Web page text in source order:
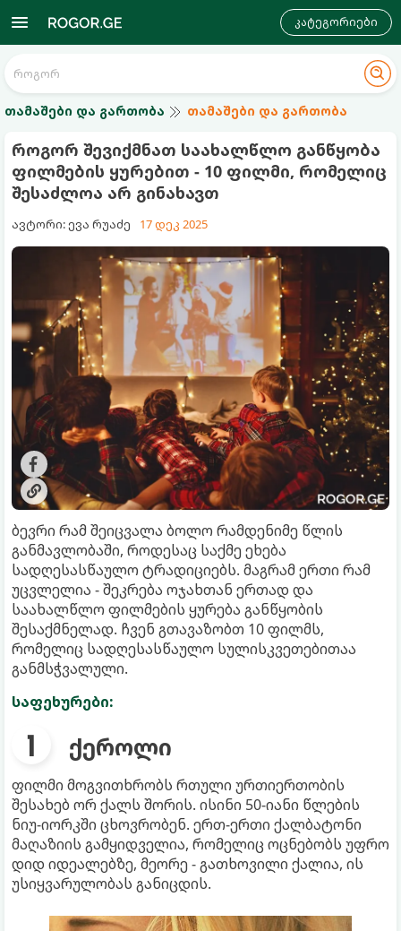
კატეგორიები
თამაშები და გართობა თამაშები და გართობა
როგორ შევიქმნათ საახალწლო განწყობა
ფილმების ყურებით - 10 ფილმი, რომელიც
შესაძლოა არ გინახავთ
ავტორი: ევა რუაძე 17 დეკ 2025
ბევრი რამ შეიცვალა ბოლო რამდენიმე წლის
განმავლობაში, როდესაც საქმე ეხება
სადღესასწაულო ტრადიციებს. მაგრამ ერთი რამ
უცვლელია - შეკრება ოჯახთან ერთად და
საახალწლო ფილმების ყურება განწყობის
შესაქმნელად. ჩვენ გთავაზობთ 10 ფილმს,
რომელიც სადღესასწაულო სულისკვეთებითაა
განმსჭვალული.
საფეხურები:
ქეროლი
ფილმი მოგვითხრობს რთული ურთიერთობის
შესახებ ორ ქალს შორის. ისინი 50-იანი წლების
ნიუ-იორკში ცხოვრობენ. ერთ-ერთი ქალბატონი
მაღაზიის გამყიდველია, რომელიც ოცნებობს უფრო
დიდ იდეალებზე, მეორე - გათხოვილი ქალია, ის
უსიყვარულობას განიცდის.